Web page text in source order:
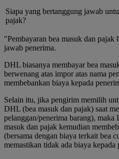
Siapa yang bertanggung jawab
pajak?
"Pembayaran bea masuk dan pajak
jawab penerima.
DHL biasanya membayar bea
berwenang atas impor atas nama
membebankan biaya kepada
Selain itu, jika pengirim memilih
DHL (bea masuk dan pajak) saat
pelanggan/penerima barang),
masuk dan pajak kemudian
(bersama dengan biaya terkait bea
memastikan tidak ada biaya kepada